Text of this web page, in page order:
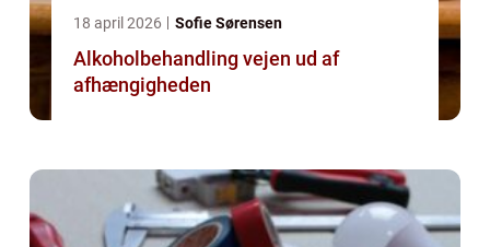
18 april 2026 Sofie Sørensen
Alkoholbehandling vejen ud af
afhængigheden